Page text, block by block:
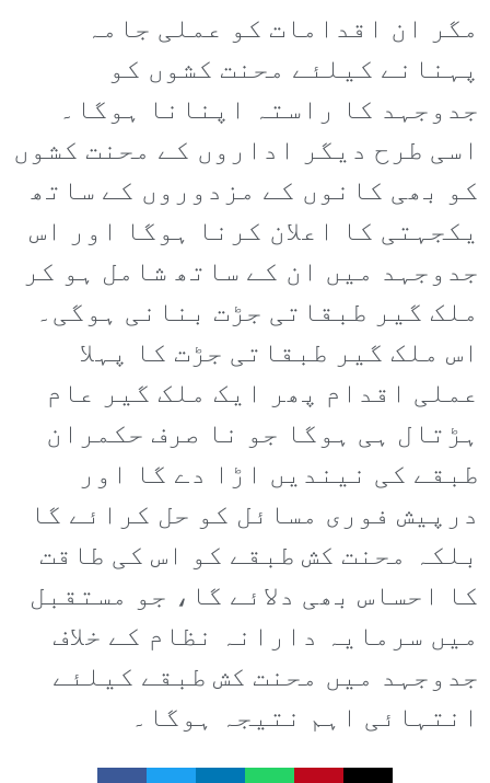
مگر ان اقدامات کو عملی جامہ
پہنانے کیلئے محنت کشوں کو
جدوجہد کا راستہ اپنانا ہوگا۔
اسی طرح دیگر اداروں کے محنت کشوں
کو بھی کانوں کے مزدوروں کے ساتھ
یکجہتی کا اعلان کرنا ہوگا اور اس
جدوجہد میں ان کے ساتھ شامل ہو کر
ملک گیر طبقاتی جڑت بنانی ہوگی۔
اس ملک گیر طبقاتی جڑت کا پہلا
عملی اقدام پھر ایک ملک گیر عام
ہڑتال ہی ہوگا جو نا صرف حکمران
طبقے کی نیندیں اڑا دے گا اور
درپیش فوری مسائل کو حل کرائے گا
بلکہ محنت کش طبقے کو اس کی طاقت
کا احساس بھی دلائے گا، جو مستقبل
میں سرمایہ دارانہ نظام کے خلاف
جدوجہد میں محنت کش طبقے کیلئے
انتہائی اہم نتیجہ ہوگا۔